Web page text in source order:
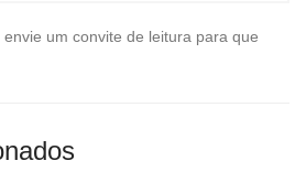
um convite de leitura para que